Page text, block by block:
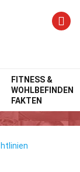
FITNESS &
WOHLBEFINDEN
FAKTEN